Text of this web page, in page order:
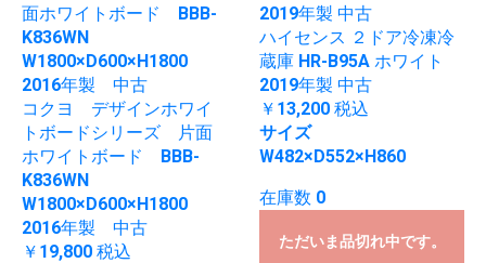
コクヨ デザインホワイ
トボードシリーズ 片面
ホワイトボード BBB-
K836WN
W1800×D600×H1800
2016年製 中古
￥19,800 税込
ハイセンス ２ドア冷凍冷
蔵庫 HR-B95A ホワイト
2019年製 中古
￥13,200 税込
サイズ
W482×D552×H860
在庫数 0
ただいま品切れ中です。